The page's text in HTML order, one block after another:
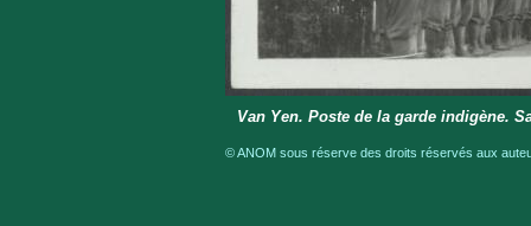
Van Yen. Poste de la garde indigène.
© ANOM sous réserve des droits réservés aux